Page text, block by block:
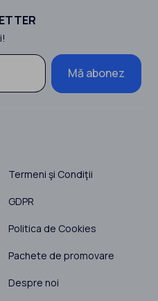
Mă abonez
Termeni şi Condiţii
GDPR
Politica de Cookies
Pachete de promovare
Despre noi